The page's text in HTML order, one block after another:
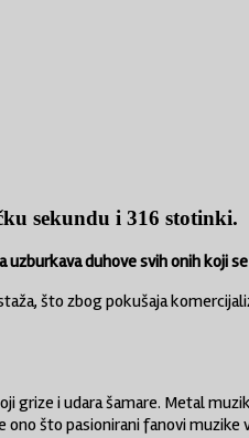
sekundu i 316 stotinki.
uzburkava duhove svih onih koji
što zbog pokušaja
i udara šamare. Metal
što pasionirani fanovi